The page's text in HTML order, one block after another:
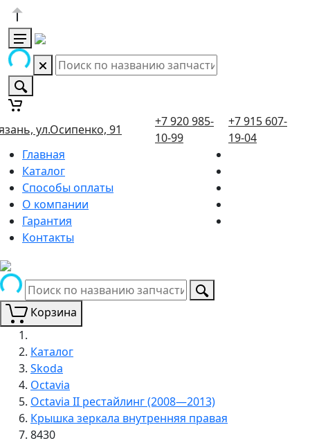
ул.Осипенко, 91
+7 920 985-
10-99
+7 915 607-
19-04
Главная
Каталог
Способы оплаты
О компании
Гарантия
Контакты
Корзина
Каталог
Skoda
Octavia
Octavia II рестайлинг (2008—2013)
Крышка зеркала внутренняя правая
8430